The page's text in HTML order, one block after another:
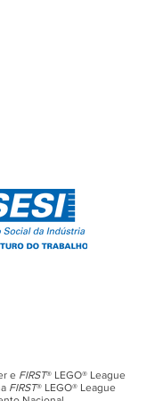
e FIRST® LEGO® League
FIRST® LEGO® League